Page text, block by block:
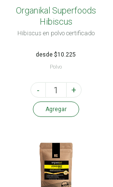
Organikal Superfoods
Hibiscus
Hibiscus en polvo certificado
desde $10.225
Polvo
- +
Agregar